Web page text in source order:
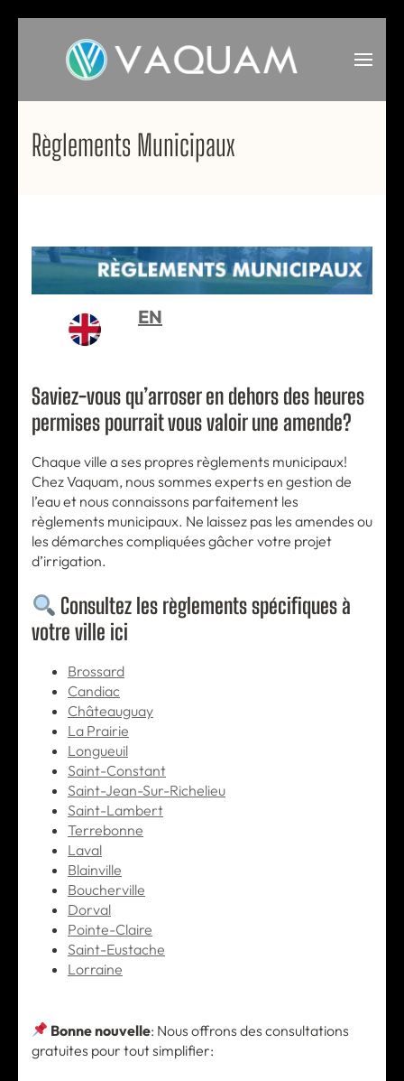
content
Enter)
VAQUAM
Irrigation
Règlements Municipaux
EN
Saviez-vous qu’arroser en dehors des heures
permises pourrait vous valoir une amende?
Chaque ville a ses propres règlements municipaux!
Chez Vaquam, nous sommes experts en gestion de
l’eau et nous connaissons parfaitement les
règlements municipaux. Ne laissez pas les amendes ou
les démarches compliquées gâcher votre projet
d’irrigation.
Consultez les règlements spécifiques à
votre ville ici
Brossard
Candiac
Châteauguay
La Prairie
Longueuil
Saint-Constant
Saint-Jean-Sur-Richelieu
Saint-Lambert
Terrebonne
Laval
Blainville
Boucherville
Dorval
Pointe-Claire
Saint-Eustache
Lorraine
Bonne nouvelle: Nous offrons des consultations
gratuites pour tout simplifier: